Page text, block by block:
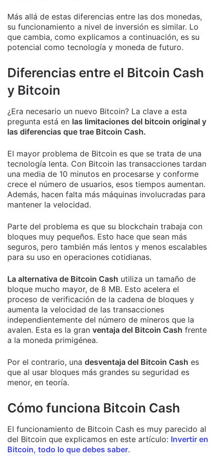
Más allá de estas diferencias entre las dos monedas,
su funcionamiento a nivel de inversión es similar. Lo
que cambia, como explicamos a continuación, es su
potencial como tecnología y moneda de futuro.
Diferencias entre el Bitcoin Cash
y Bitcoin
¿Era necesario un nuevo Bitcoin? La clave a esta
pregunta está en las limitaciones del bitcoin original y
las diferencias que trae Bitcoin Cash.
El mayor problema de Bitcoin es que se trata de una
tecnología lenta. Con Bitcoin las transacciones tardan
una media de 10 minutos en procesarse y conforme
crece el número de usuarios, esos tiempos aumentan.
Además, hacen falta más máquinas involucradas para
mantener la velocidad.
Parte del problema es que su blockchain trabaja con
bloques muy pequeños. Esto hace que sean más
seguros, pero también más lentos y menos escalables
para su uso en operaciones cotidianas.
La alternativa de Bitcoin Cash utiliza un tamaño de
bloque mucho mayor, de 8 MB. Esto acelera el
proceso de verificación de la cadena de bloques y
aumenta la velocidad de las transacciones
independientemente del número de mineros que la
avalen. Esta es la gran ventaja del Bitcoin Cash frente
a la moneda primigénea.
Por el contrario, una desventaja del Bitcoin Cash es
que al usar bloques más grandes su seguridad es
menor, en teoría.
Cómo funciona Bitcoin Cash
El funcionamiento de Bitcoin Cash es muy parecido al
del Bitcoin que explicamos en este artículo: Invertir en
Bitcoin, todo lo que debes saber.